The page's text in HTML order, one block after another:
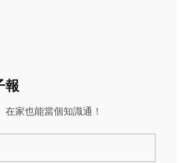
報
家也能當個知識通！